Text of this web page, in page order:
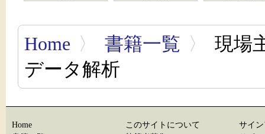
Home 〉 書籍一覧 〉
現場
データ解析
Home
このサイトについて
サイ